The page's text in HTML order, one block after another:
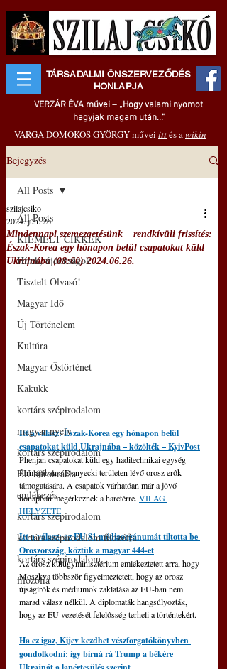
TÁRSADALMI ÖNSZERVEZŐDÉS
HONLAPJA
VERZÁR ÉVA művei – „Hogy valami nyomot
hagyjak magam után..."
VARGA DOMOKOS GYÖRGY művei ittés awikin
Bejegyzés
All Posts
KIEMELT CIKKEK
Hírek, újdonságok
Tisztelt Olvasó!
Magyar Idő
Új Történelem
Kultúra
Magyar Őstörténet
Kakukk
kortárs szépirodalom
magyar nyelv
kortárs szépirodalom
EU bürokrácia
emlékezés
kortárs szépirodalom
kortárs szépirodalom filozófia
kortárs szépirodalom
filozófia
All Posts
Mindennapi szemezgetésünk – rendkívüli frissítés:
Észak-Korea egy hónapon belül csapatokat küld
Ukrajnába (08:00) 2024.06.26.
szilajcsiko
2024. jún. 26.
Itt a válasz: Észak-Korea egy hónapon belül
csapatokat küld Ukrajnába – közölték – KyivPost
Phenjan csapatokat küld egy haditechnikai egység
formájában a Donyecki területen lévő orosz erők
támogatására. A csapatok várhatóan már a jövő
hónapban megérkeznek a harctérre. VILAG
HELYZETE
Itt a válasz: az EU 81 médiaorgánumát tiltotta be
Oroszország, köztük a magyar 444-et
Az orosz külügyminisztérium emlékeztetett arra, hogy
Moszkva többször figyelmeztetett, hogy az orosz
újságírók és médiumok zaklatása az EU-ban nem
marad válasz nélkül. A diplomaták hangsúlyozták,
hogy az EU vezetését felelősség terheli a történtekért.
Ha ez igaz, Kijev kezdhet vészforgatókönyvben
gondolkodni: így bírná rá Trump a békére